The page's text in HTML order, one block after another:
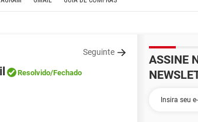
Seguinte
Resolvido/Fechado
ASSINE